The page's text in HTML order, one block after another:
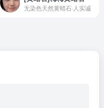
无染色天然黄蜡石·人实诚